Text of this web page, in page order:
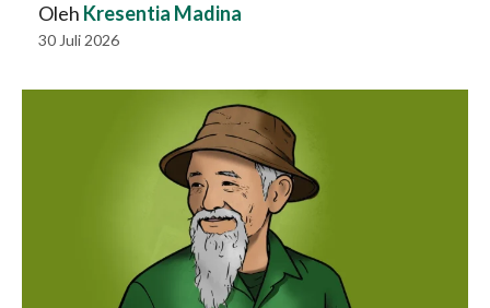
Oleh Kresentia Madina
30 Juli 2026